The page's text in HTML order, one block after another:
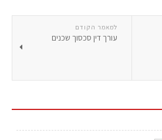
למאמר הקודם
עורך דין סכסוך שכנים